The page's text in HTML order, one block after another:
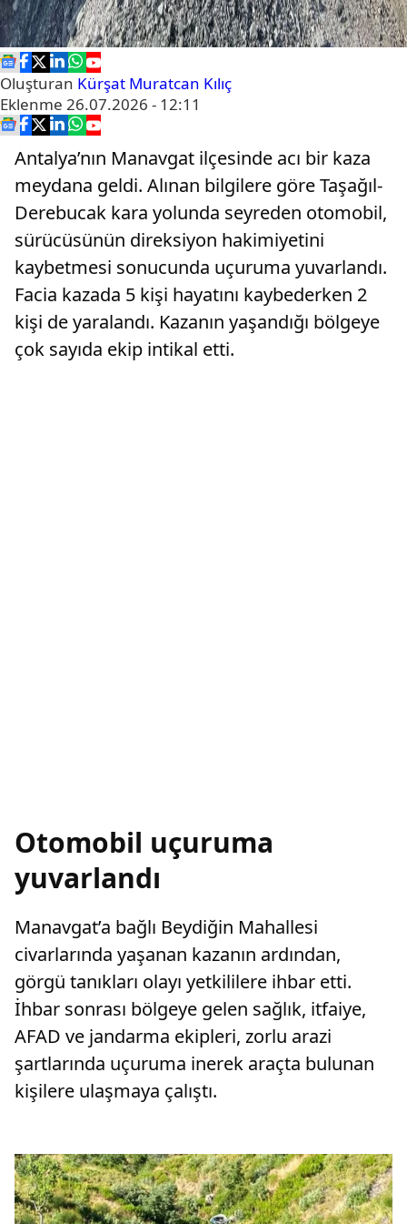
Oluşturan Kürşat Muratcan Kılıç
Eklenme 26.07.2026 - 12:11
Antalya’nın Manavgat ilçesinde acı bir kaza
meydana geldi. Alınan bilgilere göre Taşağıl-
Derebucak kara yolunda seyreden otomobil,
sürücüsünün direksiyon hakimiyetini
kaybetmesi sonucunda uçuruma yuvarlandı.
Facia kazada 5 kişi hayatını kaybederken 2
kişi de yaralandı. Kazanın yaşandığı bölgeye
çok sayıda ekip intikal etti.
Otomobil uçuruma
yuvarlandı
Manavgat’a bağlı Beydiğin Mahallesi
civarlarında yaşanan kazanın ardından,
görgü tanıkları olayı yetkililere ihbar etti.
İhbar sonrası bölgeye gelen sağlık, itfaiye,
AFAD ve jandarma ekipleri, zorlu arazi
şartlarında uçuruma inerek araçta bulunan
kişilere ulaşmaya çalıştı.